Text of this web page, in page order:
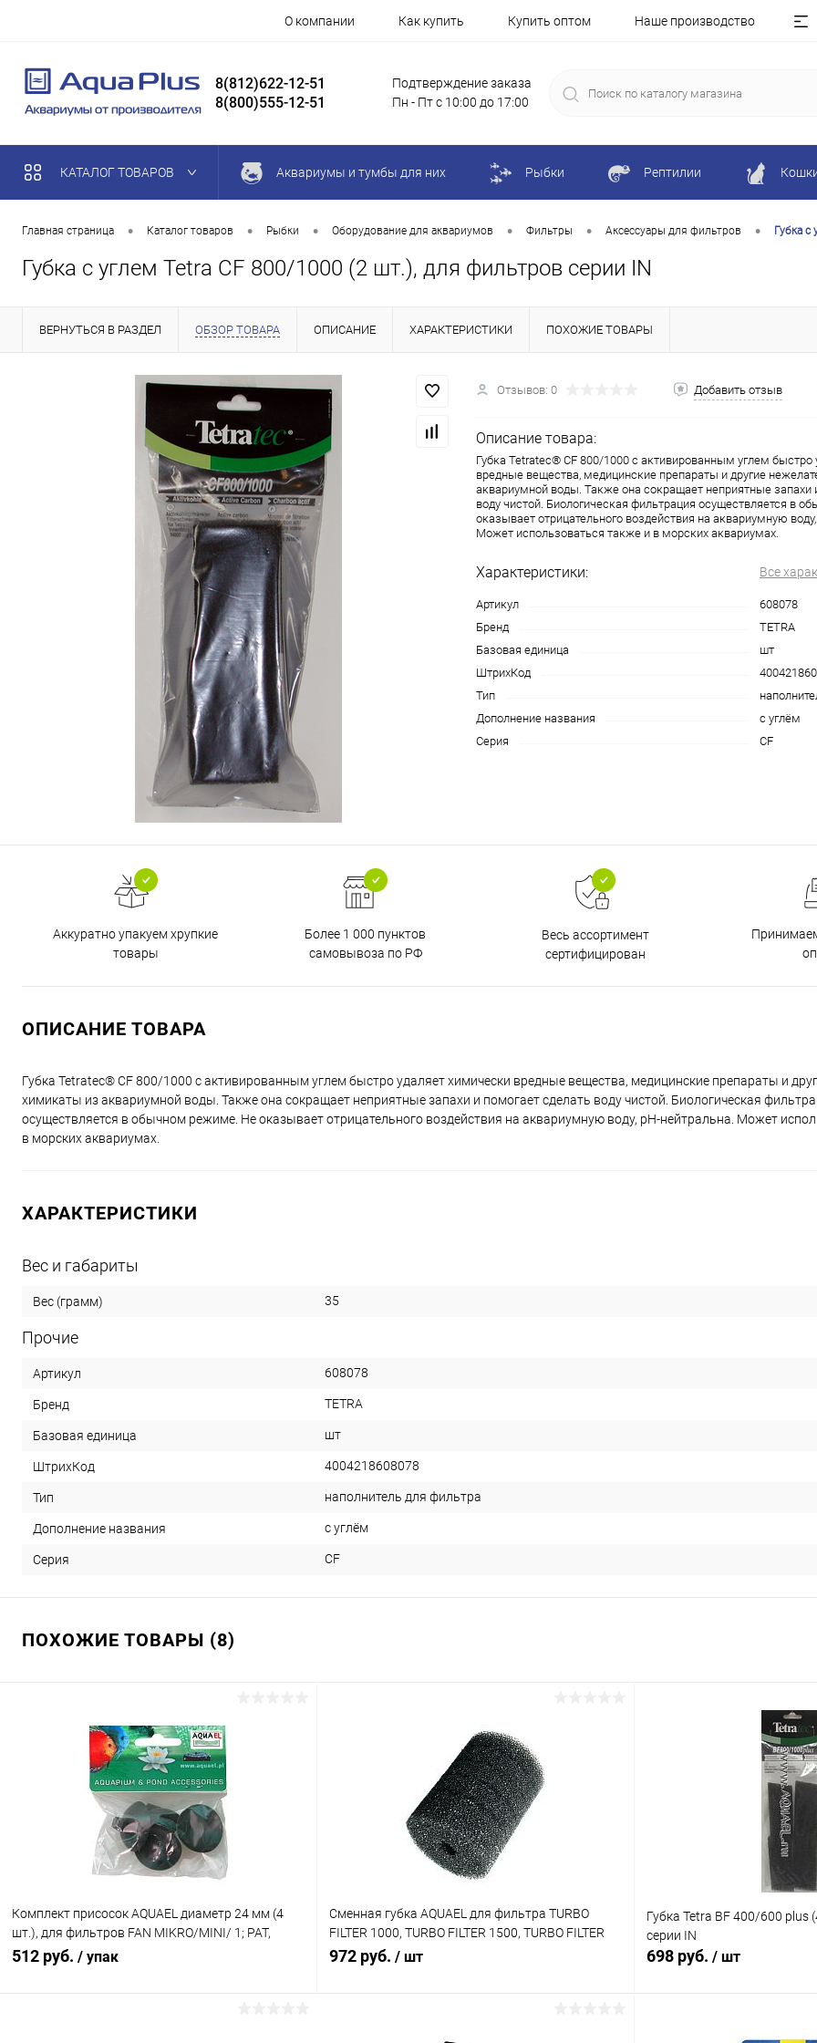
О компании Как купить Купить оптом Наше производство
8(812)622-12-51
8(800)555-12-51
Подтверждение заказа
Пн - Пт с 10:00 до 17:00
КАТАЛОГ ТОВАРОВ Аквариумы и тумбы для них Рыбки Рептилии
Главная страница • Каталог товаров • Рыбки • Оборудование для аквариумов • Фильтры • Аксессуары для фильтров • Губка
Губка с углем Tetra CF 800/1000 (2 шт.), для фильтров серии IN
ВЕРНУТЬСЯ В РАЗДЕЛ ОБЗОР ТОВАРА ОПИСАНИЕ ХАРАКТЕРИСТИКИ ПОХОЖИЕ ТОВАРЫ
Отзывов: 0 Добавить отзыв
Описание товара:
Губка Tetratec® CF 800/1000 с активированным углем быстро
вредные вещества, медицинские препараты и другие
аквариумной воды. Также она сокращает неприятные запахи
воду чистой. Биологическая фильтрация осуществляется в
оказывает отрицательного воздействия на аквариумную
Может использоваться также и в морских аквариумах.
Характеристики: Все
Артикул
608078
Бренд
TETRA
Базовая единица
шт
ШтрихКод
Тип
Дополнение названия
с углём
Серия
CF
Аккуратно упакуем хрупкие
товары
Более 1 000 пунктов
самовывоза по РФ
Весь ассортимент
сертифицирован
ОПИСАНИЕ ТОВАРА
Губка Tetratec® CF 800/1000 с активированным углем быстро удаляет химически вредные вещества, медицинские препараты и
химикаты из аквариумной воды. Также она сокращает неприятные запахи и помогает сделать воду чистой. Биологическая
осуществляется в обычном режиме. Не оказывает отрицательного воздействия на аквариумную воду, pH-нейтральна. Может
в морских аквариумах.
ХАРАКТЕРИСТИКИ
Вес и габариты
Вес (грамм) 35
Прочие
Артикул 608078
Бренд TETRA
Базовая единица шт
ШтрихКод 4004218608078
Тип наполнитель для фильтра
Дополнение названия с углём
Серия CF
ПОХОЖИЕ ТОВАРЫ (8)
Комплект присосок AQUAEL диаметр 24 мм (4
шт.), для фильтров FAN MIKRO/MINI/ 1; PAT,
TURBO/CIRCULATOR 500; ASAP 300/500
512 руб. / упак
Сменная губка AQUAEL для фильтра TURBO
FILTER 1000, TURBO FILTER 1500, TURBO FILTER
2000; для помпы CIRСULATOR 1000, CIRCULATOR
972 руб. / шт
Губка Tetra BF 400/600 plus
серии IN
698 руб. / шт